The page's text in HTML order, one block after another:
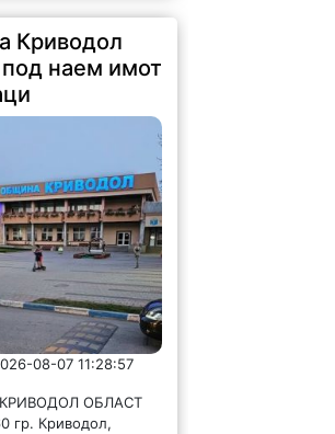
Криводол
под наем имот
08-07 11:28:57
ОБЛАСТ
гр. Криводол,